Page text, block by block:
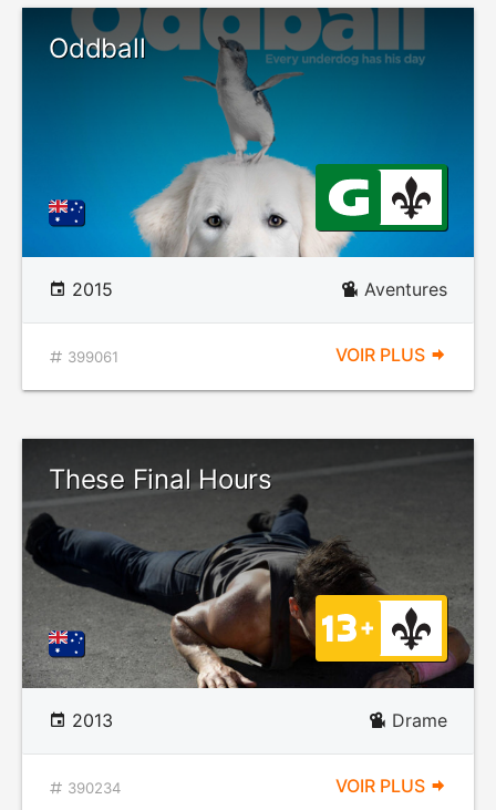
Oddball
2015 Aventures
399061 VOIR PLUS
These Final Hours
2013 Drame
390234 VOIR PLUS